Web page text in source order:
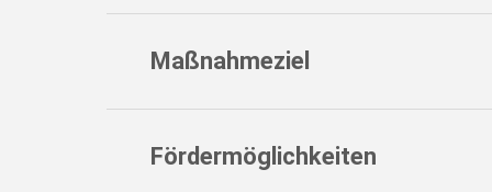
Maßnahmeziel
Fördermöglichkeiten